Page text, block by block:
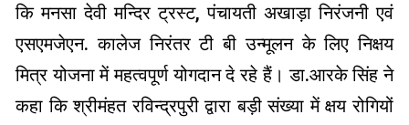
कि मनसा देवी मन्दिर ट्रस्ट, पंचायती अखाड़ा निरंजनी एवं
एसएमजेएन. कालेज निरंतर टी बी उन्मूलन के लिए निक्षय
मित्र योजना में महत्वपूर्ण योगदान दे रहे हैं। डा.आरके सिंह ने
कहा कि श्रीमंहत रविन्द्रपुरी द्वारा बड़ी संख्या में क्षय रोगियों